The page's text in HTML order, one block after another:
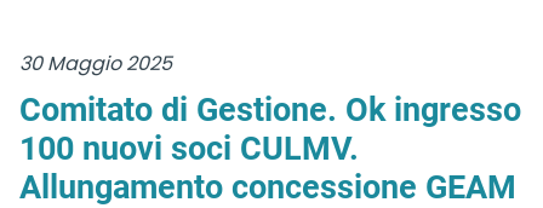
30 Maggio 2025
Comitato di Gestione. Ok ingresso
100 nuovi soci CULMV.
Allungamento concessione GEAM